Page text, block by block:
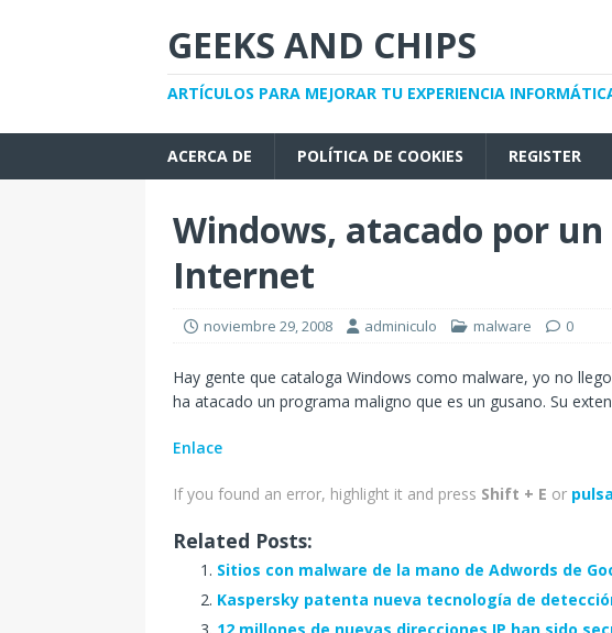
GEEKS AND CHIPS
ARTÍCULOS PARA MEJORAR TU EXPERIENCIA
ACERCA DE POLÍTICA DE COOKIES REGISTER
Windows, atacado por
Internet
noviembre 29, 2008 adminiculo malware 0
Hay gente que cataloga Windows como malware, yo no
ha atacado un programa maligno que es un gusano. Su
Enlace
If you found an error, highlight it and press Shift + E or
Related Posts:
Sitios con malware de la mano de Adwords de
Kaspersky patenta nueva tecnología de